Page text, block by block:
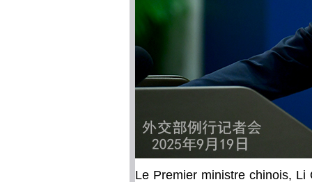
Le Premier ministre chinois,